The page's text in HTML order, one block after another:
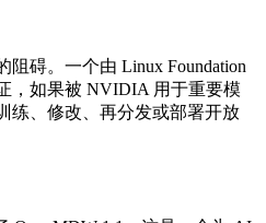
碍。一个由 Linux Foundation
，如果被 NVIDIA 用于重要模
练、修改、再分发或部署开放